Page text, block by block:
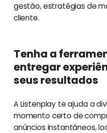
gestão, estratégias de
cliente.
Tenha a
entregar
seus resultados
A Listenplay te ajuda a
momento certo de
anúncios instantâneos,